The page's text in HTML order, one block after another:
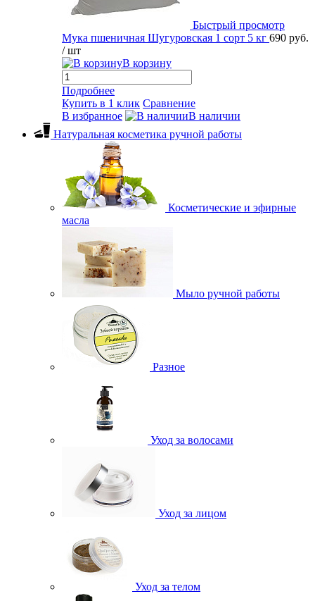
Быстрый просмотр
Мука пшеничная Шугуровская 1 сорт 5 кг 690 руб.
/ шт
В корзину
Подробнее
Купить в 1 клик Сравнение
В избранное
В наличии
Натуральная косметика ручной работы
Косметические и эфирные
масла
Мыло ручной работы
Разное
Уход за волосами
Уход за лицом
Уход за телом